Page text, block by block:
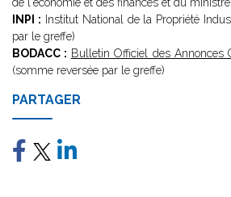
INPI : Institut National de la Propriété
par le greffe)
BODACC : Bulletin Officiel des Annonces
(somme reversée par le greffe)
PARTAGER